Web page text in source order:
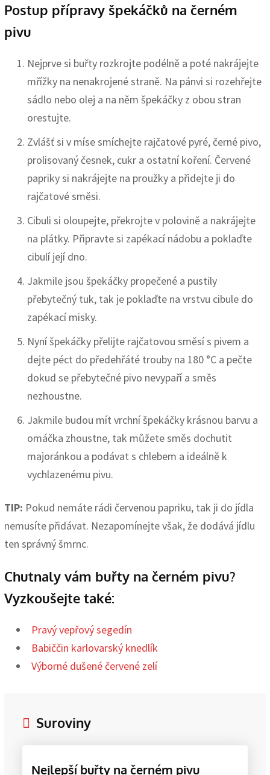
Postup přípravy špekáčků na černém
pivu
Nejprve si buřty rozkrojte podélně a poté nakrájejte
mřížky na nenakrojené straně. Na pánvi si rozehřejte
sádlo nebo olej a na něm špekáčky z obou stran
orestujte.
Zvlášť si v míse smíchejte rajčatové pyré, černé pivo,
prolisovaný česnek, cukr a ostatní koření. Červené
papriky si nakrájejte na proužky a přidejte ji do
rajčatové směsi.
Cibuli si oloupejte, překrojte v polovině a nakrájejte
na plátky. Připravte si zapékací nádobu a poklaďte
cibulí její dno.
Jakmile jsou špekáčky propečené a pustily
přebytečný tuk, tak je poklaďte na vrstvu cibule do
zapékací misky.
Nyní špekáčky přelijte rajčatovou směsí s pivem a
dejte péct do předehřáté trouby na 180 °C a pečte
dokud se přebytečné pivo nevypaří a směs
nezhoustne.
Jakmile budou mít vrchní špekáčky krásnou barvu a
omáčka zhoustne, tak můžete směs dochutit
majoránkou a podávat s chlebem a ideálně k
vychlazenému pivu.
TIP: Pokud nemáte rádi červenou papriku, tak ji do jídla
nemusíte přidávat. Nezapomínejte však, že dodává jídlu
ten správný šmrnc.
Chutnaly vám buřty na černém pivu?
Vyzkoušejte také:
Pravý vepřový segedín
Babiččin karlovarský knedlík
Výborné dušené červené zelí
Suroviny
Nejlepší buřty na černém pivu